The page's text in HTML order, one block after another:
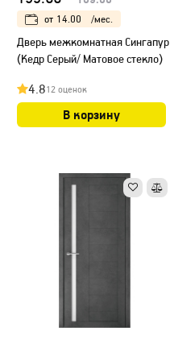
от 14.00 /мес.
Дверь межкомнатная Сингапур
(Кедр Серый/ Матовое стекло)
4.812 оценок
В корзину